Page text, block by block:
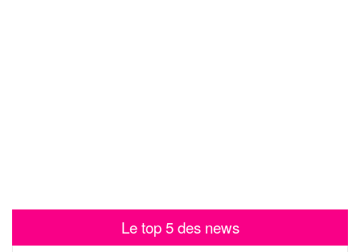
Le top 5 des news